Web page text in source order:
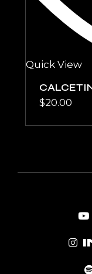
Quick View
$20.00